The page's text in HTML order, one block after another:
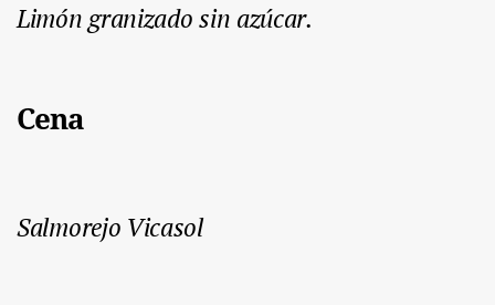
Limón granizado sin azúcar.
Cena
Salmorejo Vicasol